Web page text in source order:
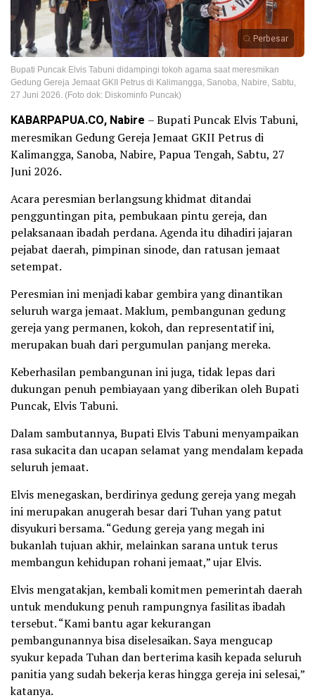
Perbesar
Bupati Puncak Elvis Tabuni didampingi tokoh agama saat meresmikan
Gedung Gereja Jemaat GKII Petrus di Kalimangga, Sanoba, Nabire, Sabtu,
27 Juni 2026. (Foto dok: Diskominfo Puncak)
KABARPAPUA.CO, Nabire – Bupati Puncak Elvis Tabuni,
meresmikan Gedung Gereja Jemaat GKII Petrus di
Kalimangga, Sanoba, Nabire, Papua Tengah, Sabtu, 27
Juni 2026.
Acara peresmian berlangsung khidmat ditandai
pengguntingan pita, pembukaan pintu gereja, dan
pelaksanaan ibadah perdana. Agenda itu dihadiri jajaran
pejabat daerah, pimpinan sinode, dan ratusan jemaat
setempat.
Peresmian ini menjadi kabar gembira yang dinantikan
seluruh warga jemaat. Maklum, pembangunan gedung
gereja yang permanen, kokoh, dan representatif ini,
merupakan buah dari pergumulan panjang mereka.
Keberhasilan pembangunan ini juga, tidak lepas dari
dukungan penuh pembiayaan yang diberikan oleh Bupati
Puncak, Elvis Tabuni.
Dalam sambutannya, Bupati Elvis Tabuni menyampaikan
rasa sukacita dan ucapan selamat yang mendalam kepada
seluruh jemaat.
Elvis menegaskan, berdirinya gedung gereja yang megah
ini merupakan anugerah besar dari Tuhan yang patut
disyukuri bersama. “Gedung gereja yang megah ini
bukanlah tujuan akhir, melainkan sarana untuk terus
membangun kehidupan rohani jemaat,” ujar Elvis.
Elvis mengatakjan, kembali komitmen pemerintah daerah
untuk mendukung penuh rampungnya fasilitas ibadah
tersebut. “Kami bantu agar kekurangan
pembangunannya bisa diselesaikan. Saya mengucap
syukur kepada Tuhan dan berterima kasih kepada seluruh
panitia yang sudah bekerja keras hingga gereja ini selesai,”
katanya.